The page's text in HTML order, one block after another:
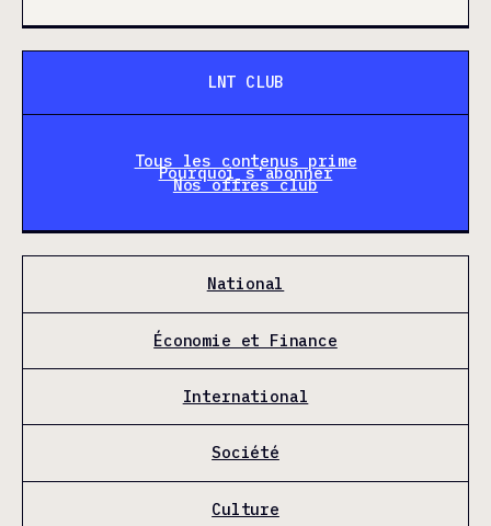
LNT CLUB
Tous les contenus prime
Pourquoi s'abonner
Nos offres club
National
Économie et Finance
International
Société
Culture